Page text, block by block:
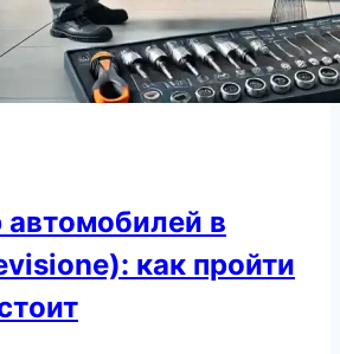
автомобилей в
как пройти